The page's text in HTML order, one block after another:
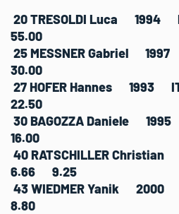
20 TRESOLDI Luca
55.00
25 MESSNER
30.00
27 HOFER Hannes
22.50
30 BAGOZZA
16.00
40 RATSCHILLER
6.66 9.25
43 WIEDMER Yanik
8.80